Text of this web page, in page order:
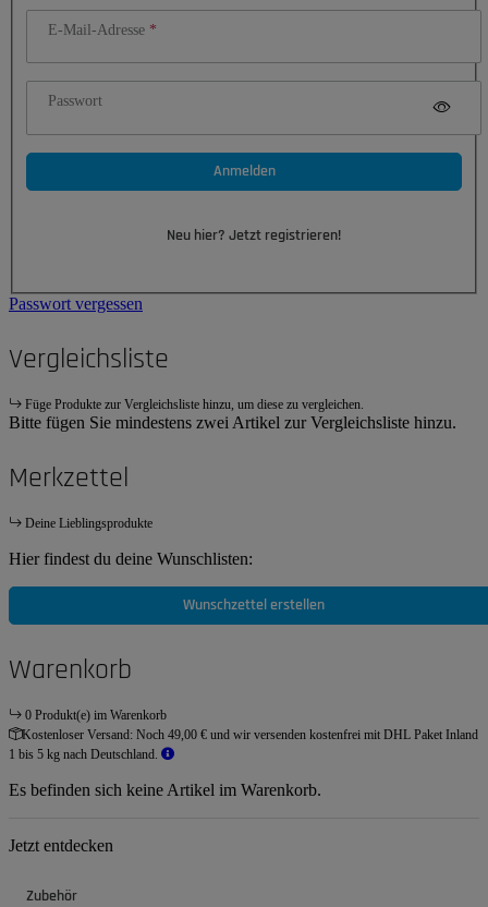
E-Mail-Adresse
Passwort
Anmelden
Neu hier? Jetzt registrieren!
Passwort vergessen
Vergleichsliste
Füge Produkte zur Vergleichsliste hinzu, um diese zu vergleichen.
Bitte fügen Sie mindestens zwei Artikel zur Vergleichsliste hinzu.
Merkzettel
Deine Lieblingsprodukte
Hier findest du deine Wunschlisten:
Wunschzettel erstellen
Warenkorb
0 Produkt(e) im Warenkorb
Kostenloser Versand: Noch 49,00 € und wir versenden kostenfrei mit DHL Paket Inland
1 bis 5 kg nach Deutschland.
Es befinden sich keine Artikel im Warenkorb.
Jetzt entdecken
Zubehör